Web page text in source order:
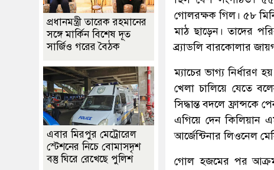
গোলরক্ষক গিল। ৫৮
মাঠ ছাড়েন। তাদের
ব্র্যাডলি বারকোলার
ম্যাচের ভাগ্য নির্ধারণ
খেলা চালিয়ে যেতে
সিদ্ধান্ত বদলে
এগিয়ে দেন কিলিয়ান
আর্জেন্টিনার লিওনেল
গোল হজমের পর
প্রধানমন্ত্রী তারেক রহমানের
সঙ্গে মার্কিন বিশেষ দূত
সার্জিও গরের বৈঠক
এবার মিরপুর মেট্রোরেল
স্টেশনের নিচে বোমাসদৃশ
বস্তু ঘিরে রেখেছে পুলিশ